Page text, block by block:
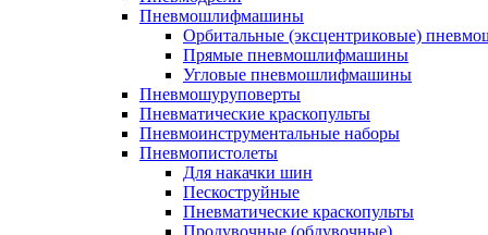
Пневмошлифмашины
Орбитальные (эксцентриковые)
Прямые пневмошлифмашины
Угловые пневмошлифмашины
Пневмошуруповерты
Пневматические краскопульты
Пневмоинструментальные наборы
Пневмопистолеты
Для накачки шин
Пескоструйные
Пневматические краскопульты
Продувочные (обдувочные)